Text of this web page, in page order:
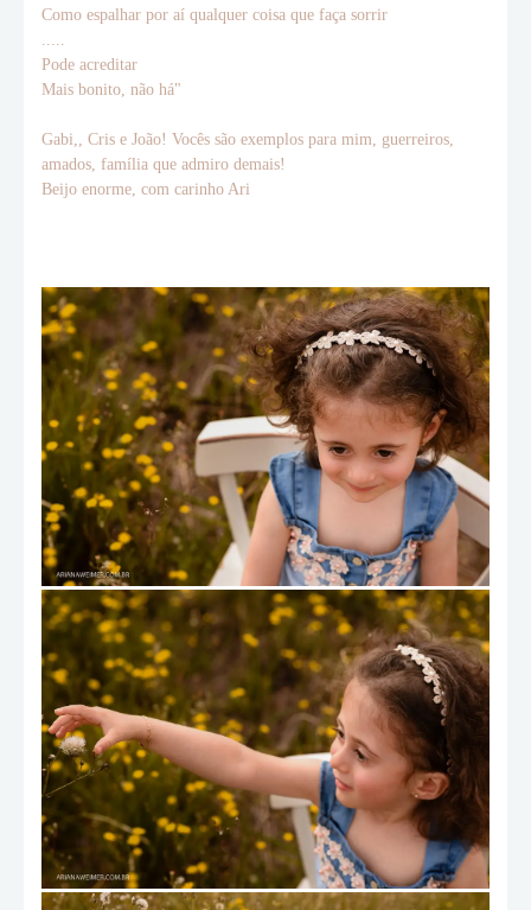
Como espalhar por aí qualquer coisa que faça sorrir
Pode acreditar
Mais bonito, não há"
Gabi,, Cris e João! Vocês são exemplos para mim, guerreiros,
amados, família que admiro demais!
Beijo enorme, com carinho Ari